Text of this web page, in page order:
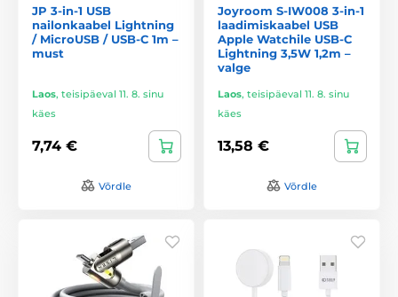
JP 3-in-1 USB
nailonkaabel Lightning
/ MicroUSB / USB-C 1m –
must
Laos, teisipäeval 11. 8. sinu
käes
7,74 €
Võrdle
Joyroom S-IW008 3-in-1
laadimiskaabel USB
Apple Watchile USB-C
Lightning 3,5W 1,2m –
valge
Laos, teisipäeval 11. 8. sinu
käes
13,58 €
Võrdle